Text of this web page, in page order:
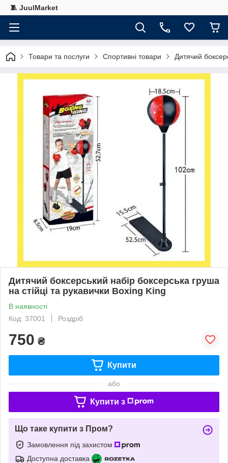
🧵 JuulMarket
Товари та послуги Спортивні товари Дитячий
Дитячий боксерський набір боксерська груша
на стійці та рукавички Boxing King
В наявності
Код: 37001
Роздріб
750 ₴
Купити
або
Купити з
Що таке купити з Пром?
Замовлення під захистом
Доступна доставка